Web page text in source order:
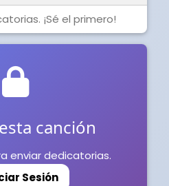
¡Sé el primero!
canción
enviar dedicatorias.
Sesión